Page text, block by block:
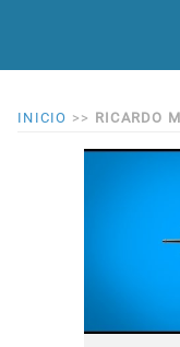
INICIO >> RICARDO